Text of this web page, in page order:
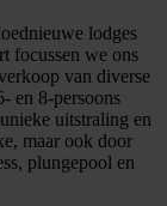
lodges
focussen we ons
van diverse
en 8-persoons
uitstraling en
maar ook door
plungepool en